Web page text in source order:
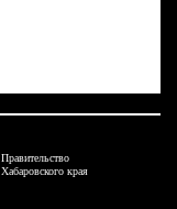
Правительство
Хабаровского края